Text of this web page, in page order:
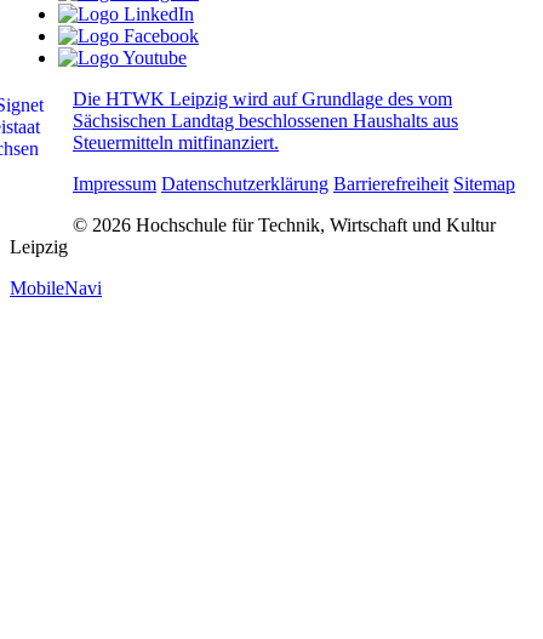
Die HTWK Leipzig wird auf Grundlage des vom
Sächsischen Landtag beschlossenen Haushalts aus
Steuermitteln mitfinanziert.
Impressum Datenschutzerklärung Barrierefreiheit Sitemap
© 2026 Hochschule für Technik, Wirtschaft und Kultur
Leipzig
MobileNavi